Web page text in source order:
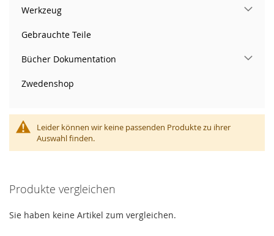
Leider können wir keine passenden Produkte zu ihrer
Auswahl finden.
Werkzeug
Gebrauchte Teile
Bücher Dokumentation
Zwedenshop
Produkte vergleichen
Sie haben keine Artikel zum vergleichen.